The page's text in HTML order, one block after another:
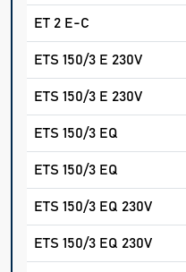
ET 2 E-C
ETS 150/3 E 230V
ETS 150/3 E 230V
ETS 150/3 EQ
ETS 150/3 EQ
ETS 150/3 EQ 230V
ETS 150/3 EQ 230V